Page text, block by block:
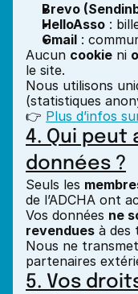
Brevo
HelloAsso :
Gmail :
Aucun cookie ni
le site.
Nous utilisons
(statistiques
👉 Plus d’infos
4. Qui peut
données ?
Seuls les
de l’ADCHA ont
Vos données ne
revendues à des
Nous ne
partenaires
5. Vos